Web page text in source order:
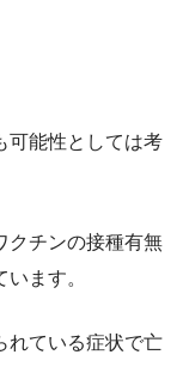
可能性としては考
クチンの接種有無
ます。
れている症状で亡